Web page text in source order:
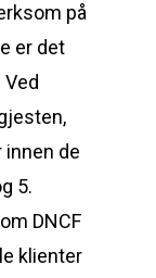
på
er det
de
5.
DNCF
klienter